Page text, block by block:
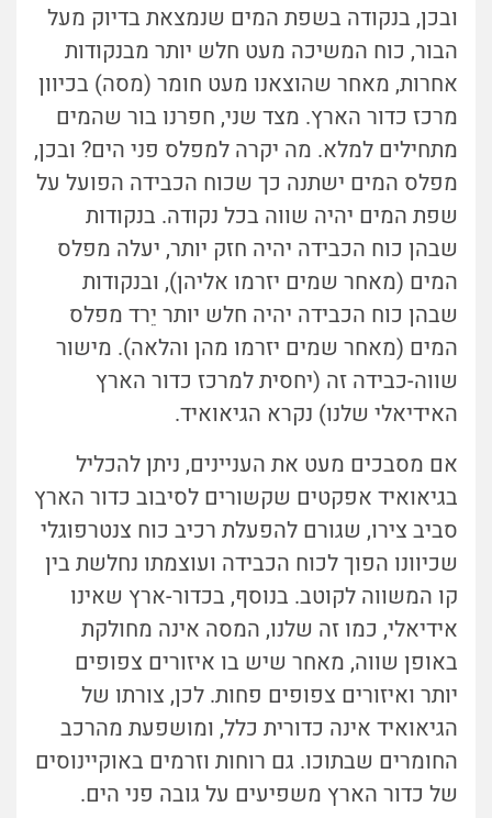
ובכן, בנקודה בשפת המים שנמצאת בדיוק מעל
הבור, כוח המשיכה מעט חלש יותר מבנקודות
אחרות, מאחר שהוצאנו מעט חומר (מסה) בכיוון
מרכז כדור הארץ. מצד שני, חפרנו בור שהמים
מתחילים למלא. מה יקרה למפלס פני הים? ובכן,
מפלס המים ישתנה כך שכוח הכבידה הפועל על
שפת המים יהיה שווה בכל נקודה. בנקודות
שבהן כוח הכבידה יהיה חזק יותר, יעלה מפלס
המים (מאחר שמים יזרמו אליהן), ובנקודות
שבהן כוח הכבידה יהיה חלש יותר יֵרד מפלס
המים (מאחר שמים יזרמו מהן והלאה). מישור
שווה-כבידה זה (יחסית למרכז כדור הארץ
האידיאלי שלנו) נקרא הגיאואיד.
אם מסבכים מעט את העניינים, ניתן להכליל
בגיאואיד אפקטים שקשורים לסיבוב כדור הארץ
סביב צירו, שגורם להפעלת רכיב כוח צנטרפוגלי
שכיוונו הפוך לכוח הכבידה ועוצמתו נחלשת בין
קו המשווה לקוטב. בנוסף, בכדור-ארץ שאינו
אידיאלי, כמו זה שלנו, המסה אינה מחולקת
באופן שווה, מאחר שיש בו איזורים צפופים
יותר ואיזורים צפופים פחות. לכן, צורתו של
הגיאואיד אינה כדורית כלל, ומושפעת מהרכב
החומרים שבתוכו. גם רוחות וזרמים באוקיינוסים
של כדור הארץ משפיעים על גובה פני הים.